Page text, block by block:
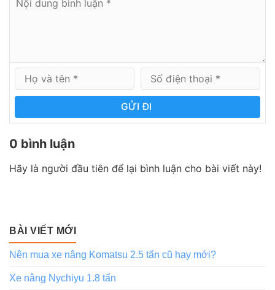
GỬI ĐI
0 bình luận
Hãy là người đầu tiên để lại bình luận cho bài viết này!
BÀI VIẾT MỚI
Nên mua xe nâng Komatsu 2.5 tấn cũ hay mới?
Xe nâng Nychiyu 1.8 tấn